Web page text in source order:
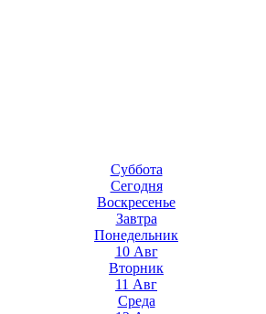
Суббота
Сегодня
Воскресенье
Завтра
Понедельник
10 Авг
Вторник
11 Авг
Среда